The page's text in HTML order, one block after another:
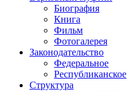
Биография
Книга
Фильм
Фотогалерея
Законодательство
Федеральное
Республиканское
Структура